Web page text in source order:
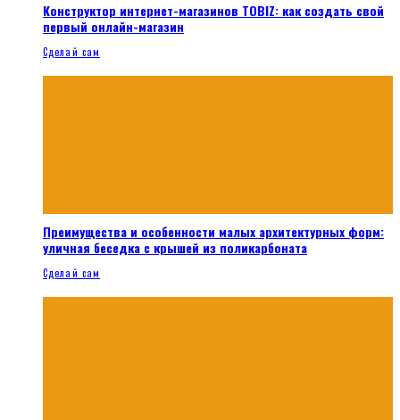
Конструктор интернет-магазинов TOBIZ: как создать свой
первый онлайн-магазин
Сделай сам
Преимущества и особенности малых архитектурных форм:
уличная беседка с крышей из поликарбоната
Сделай сам